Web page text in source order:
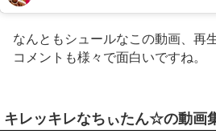
なんともシュールなこの動画、再
コメントも様々で面白いですね。
キレッキレなちぃたん☆の動画